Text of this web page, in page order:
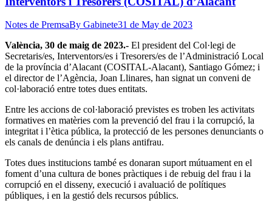
Notes de PremsaBy Gabinete31 de May de 2023
València, 30 de maig de 2023.- El president del Col·legi de
Secretaris/es, Interventors/es i Tresorers/es de l’Administració Local
de la província d’Alacant (COSITAL-Alacant), Santiago Gómez; i
el director de l’Agència, Joan Llinares, han signat un conveni de
col·laboració entre totes dues entitats.
Entre les accions de col·laboració previstes es troben les activitats
formatives en matèries com la prevenció del frau i la corrupció, la
integritat i l’ètica pública, la protecció de les persones denunciants o
els canals de denúncia i els plans antifrau.
Totes dues institucions també es donaran suport mútuament en el
foment d’una cultura de bones pràctiques i de rebuig del frau i la
corrupció en el disseny, execució i avaluació de polítiques
públiques, i en la gestió dels recursos públics.